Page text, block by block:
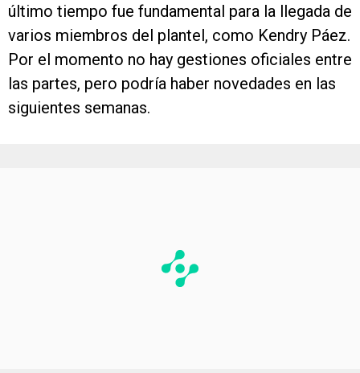
último tiempo fue fundamental para la llegada de
varios miembros del plantel, como Kendry Páez.
Por el momento no hay gestiones oficiales entre
las partes, pero podría haber novedades en las
siguientes semanas.